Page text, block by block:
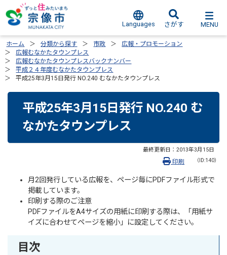
Languages さがす MENU
ホーム 分類から探す 市政
広報・プロモーション
広報むなかたタウンプレス
広報むなかたタウンプレスバックナンバー
平成２４年度むなかたタウンプレス
平成25年3月15日発行 NO.240 むなかたタウンプレス
平成25年3月15日発行 NO.240 む
なかたタウンプレス
最終更新日： 2013年3月15日
（ID:140）
印刷
月2回発行している広報を、ページ毎にPDFファイル形式で
掲載しています。
印刷する際のご注意
PDFファイルをA4サイズの用紙に印刷する際は、「用紙サ
イズに合わせてページを縮小」に設定してください。
目次